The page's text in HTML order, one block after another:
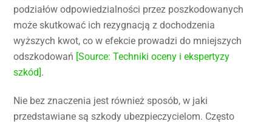
podziałów odpowiedzialności przez poszkodowanych
może skutkować ich rezygnacją z dochodzenia
wyższych kwot, co w efekcie prowadzi do mniejszych
odszkodowań [Source: Techniki oceny i ekspertyzy
szkód].
Nie bez znaczenia jest również sposób, w jaki
przedstawiane są szkody ubezpieczycielom. Często